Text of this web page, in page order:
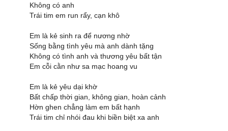
Không có anh
Trái tim em run rẩy, cạn khô
Em là kẻ sinh ra để nương nhờ
Sống bằng tình yêu mà anh dành tặng
Không có tình anh và thương yêu bất tận
Em cỗi cằn như sa mạc hoang vu
Em là kẻ yêu dại khờ
Bất chấp thời gian, không gian, hoàn cảnh
Hờn ghen chẳng làm em bất hạnh
Trái tim chỉ nhói đau khi biền biệt xa anh